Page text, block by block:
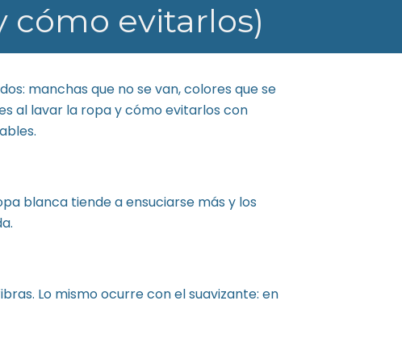
cómo evitarlos)
manchas que no se van, colores que se
al lavar la ropa y cómo evitarlos con
blanca tiende a ensuciarse más y los
Lo mismo ocurre con el suavizante: en